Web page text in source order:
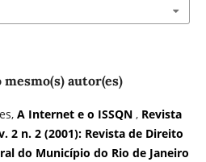
autor(es)
A Internet e o ISSQN , Revista
2 n. 2 (2001): Revista de Direito
do Município do Rio de Janeiro